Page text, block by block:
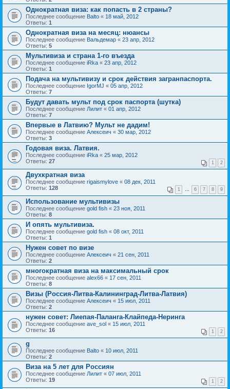
Однократная виза: как попасть в 2 страны?
Последнее сообщение Balto « 18 май, 2012
Ответы: 1
Однократная виза на месяц: нюансы
Последнее сообщение Вальдемар « 23 апр, 2012
Ответы: 5
Мультивиза и страна 1-го въезда
Последнее сообщение iRka « 23 апр, 2012
Ответы: 1
Подача на мультивизу и срок действия загранпаспорта.
Последнее сообщение IgorMJ « 05 апр, 2012
Ответы: 7
Будут давать мульт под срок паспорта (шутка)
Последнее сообщение Лилит « 01 апр, 2012
Ответы: 7
Впервые в Латвию? Мульт не дадим!
Последнее сообщение Алексеич « 30 мар, 2012
Ответы: 3
Годовая виза. Латвия.
Последнее сообщение iRka « 25 мар, 2012
Ответы: 27 1 2
Двухкратная виза
Последнее сообщение rigaismylove « 08 дек, 2011
Ответы: 128 1 … 6 7 8 9
Использование мультивизы
Последнее сообщение gold fish « 23 ноя, 2011
Ответы: 8
И опять мультивиза.
Последнее сообщение gold fish « 08 окт, 2011
Ответы: 1
Нужен совет по визе
Последнее сообщение Алексеич « 21 сен, 2011
Ответы: 2
многократная виза на максимальный срок
Последнее сообщение alex66 « 17 сен, 2011
Ответы: 8
Визы (Россия-Литва-Калининград-Литва-Латвия)
Последнее сообщение Алексеич « 15 июл, 2011
Ответы: 2
нужен совет: Лиепая-Паланга-Клайпеда-Неринга
Последнее сообщение ave_sol « 15 июл, 2011
Ответы: 16 1 2
g
Последнее сообщение Balto « 10 июл, 2011
Ответы: 2
Виза на 5 лет для Россиян
Последнее сообщение Лилит « 07 июл, 2011
Ответы: 19 1 2